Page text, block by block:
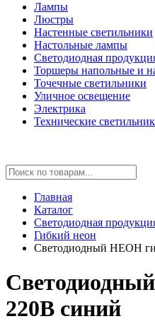
Лампы
Люстры
Настенные светильники
Настольные лампы
Светодиодная
Торшеры напольные и
Точечные светильники
Уличное освещение
Электрика
Технические
Главная
Каталог
Светодиодная
Гибкий неон
Светодиодный НЕОН
220В синий